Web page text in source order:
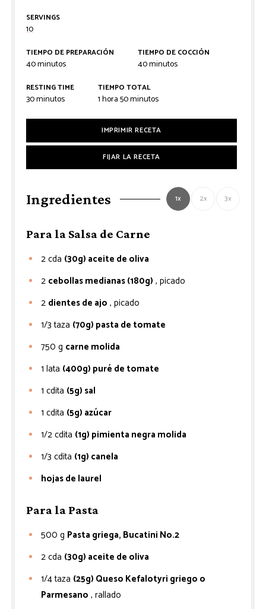
SERVINGS
10
TIEMPO DE PREPARACIÓN
40minutos
minutos
TIEMPO DE COCCIÓN
40minutos
minutos
RESTING TIME
30minutos
minutos
TIEMPO TOTAL
1hora
hora50minutos
minutos
IMPRIMIR RECETA
FIJAR LA RECETA
Ingredientes 1x 2x 3x
Para la Salsa de Carne
2cda (30g) aceite de oliva
2 cebollas medianas (180g) , picado
2 dientes de ajo , picado
1/3taza (70g) pasta de tomate
750 g carne molida
1 lata (400g) puré de tomate
1 cdita (5g) sal
1 cdita (5g) azúcar
1/2cdita (1g) pimienta negra molida
1/3 cdita (1g) canela
hojas de laurel
Para la Pasta
500 g Pasta griega, Bucatini No.2
2cda (30g) aceite de oliva
1/4taza (25g) Queso Kefalotyri griego o
Parmesano , rallado